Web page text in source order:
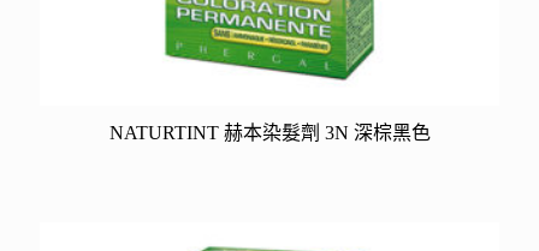
NATURTINT 赫本染髮劑 3N 深棕黑色